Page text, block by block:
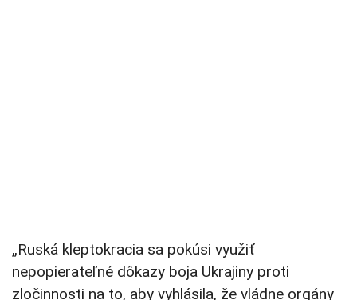
„Ruská kleptokracia sa pokúsi využiť
nepopierateľné dôkazy boja Ukrajiny proti
zločinnosti na to, aby vyhlásila, že vládne orgány